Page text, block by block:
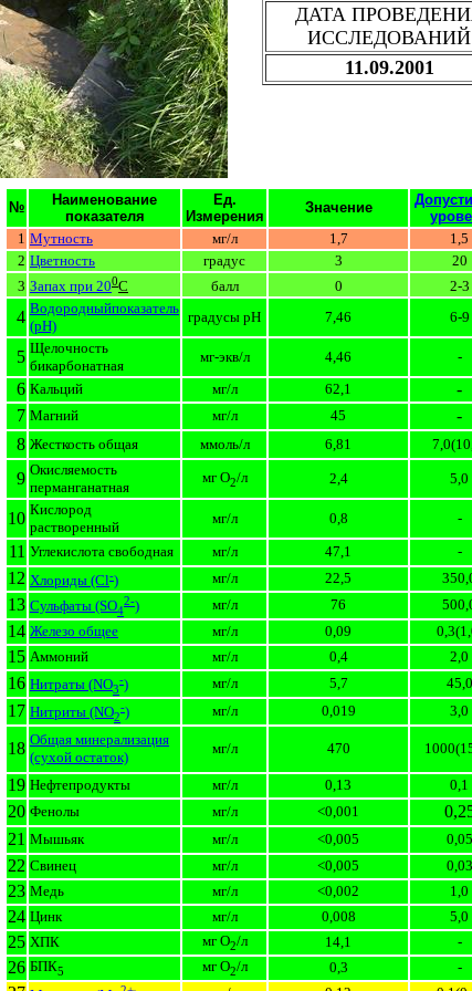
№
Наименование
показателя
Ед.
Измерения
Значение
1 Мутность мг/л 1,7
1,5
2 Цветность градус 3
20
3 Запах при 200C балл 0 2-3
4 Водородныйпоказатель
(pH)
градусы pH 7,46 6-9
5 Щелочность
бикарбонатная
мг-экв/л 4,46 -
6 Кальций мг/л 62,1
-
7 Магний мг/л 45
-
8 Жесткость общая ммоль/л 6,81
9 Окисляемость
перманганатная
мг O2/л 2,4 5,0
10 Кислород
растворенный
мг/л 0,8 -
11 Углекислота свободная мг/л 47,1 -
12 Хлориды (Cl-) мг/л 22,5
13 Сульфаты (SO4
2-) мг/л 76
14 Железо общее мг/л 0,09
15 Аммоний мг/л 0,4 2,0
16 Нитраты (NO3
-) мг/л 5,7 45,0
17 Нитриты (NO2
-) мг/л 0,019 3,0
18 Общая минерализация
(сухой остаток)
мг/л 470
19 Нефтепродукты мг/л 0,13 0,1
20 Фенолы мг/л <0,001
21 Мышьяк мг/л <0,005 0,05
22 Свинец мг/л <0,005 0,03
23 Медь мг/л <0,002 1,0
24 Цинк мг/л 0,008 5,0
25 ХПК мг O2/л 14,1 -
26 БПК5 мг O2/л 0,3 -
ДАТА
ИССЛЕДОВАНИЙ
11.09.2001